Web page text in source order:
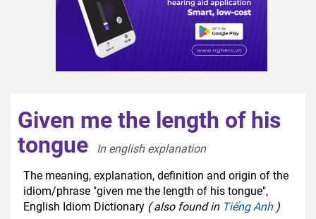
Given me the length of his
tongue
In english explanation
The meaning, explanation, definition and origin of the
idiom/phrase "given me the length of his tongue",
English Idiom Dictionary ( also found in Tiếng Anh)